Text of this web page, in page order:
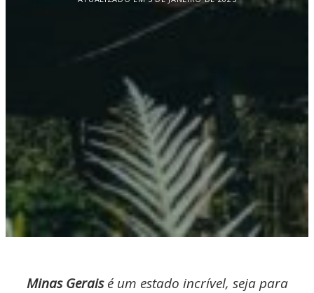
Minas Geraisé um estado incrível, seja para